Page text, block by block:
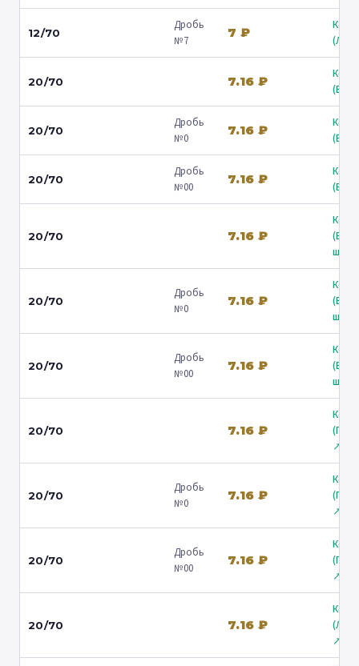
12/70
Дробь
№7
7 ₽
20/70 7.16 ₽
20/70
Дробь
№0
7.16 ₽
20/70
Дробь
№00
7.16 ₽
20/70 7.16 ₽
ш.) ↗
20/70
Дробь
№0
7.16 ₽
ш.) ↗
20/70
Дробь
№00
7.16 ₽
ш.) ↗
20/70 7.16 ₽
↗
20/70
Дробь
№0
7.16 ₽
↗
20/70
Дробь
№00
7.16 ₽
↗
20/70 7.16 ₽
↗